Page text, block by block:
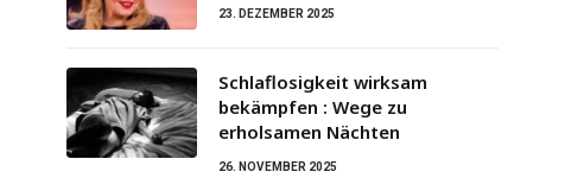
23. DEZEMBER 2025
Schlaflosigkeit wirksam
bekämpfen : Wege zu
erholsamen Nächten
26. NOVEMBER 2025